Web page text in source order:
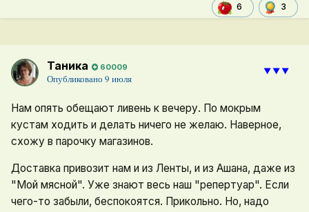
6 3
Таника 60009
Опубликовано 9 июля
⯆⯆⯆
Нам опять обещают ливень к вечеру. По мокрым
кустам ходить и делать ничего не желаю. Наверное,
схожу в парочку магазинов.
Доставка привозит нам и из Ленты, и из Ашана, даже из
"Мой мясной". Уже знают весь наш "репертуар". Если
чего-то забыли, беспокоятся. Прикольно. Но, надо